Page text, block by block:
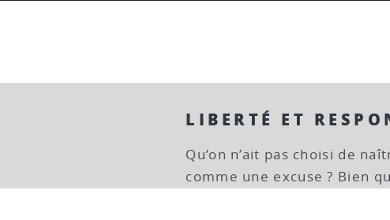
LIBERTÉ ET
Qu’on n’ait pas choisi de
comme une excuse ? Bien